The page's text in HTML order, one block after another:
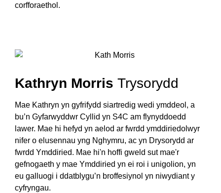
corfforaethol.
Kathryn Morris Trysorydd
Mae Kathryn yn gyfrifydd siartredig wedi ymddeol, a
bu’n Gyfarwyddwr Cyllid yn S4C am flynyddoedd
lawer. Mae hi hefyd yn aelod ar fwrdd ymddiriedolwyr
nifer o elusennau yng Nghymru, ac yn Drysorydd ar
fwrdd Ymddiried. Mae hi'n hoffi gweld sut mae'r
gefnogaeth y mae Ymddiried yn ei roi i unigolion, yn
eu galluogi i ddatblygu’n broffesiynol yn niwydiant y
cyfryngau.